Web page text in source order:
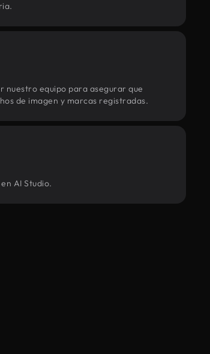
nuestro equipo para asegurar que
de imagen y marcas registradas.
AI Studio.